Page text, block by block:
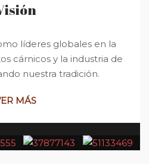
líderes globales en la
cárnicos y la industria de
nuestra tradición.
MÁS